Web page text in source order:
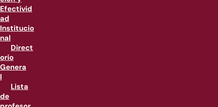
Efectivid
ad
Institucio
nal
Direct
orio
Genera
l
Lista
de